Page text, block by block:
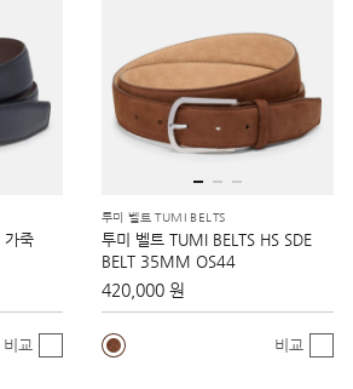
가죽
비교
투미 벨트 TUMI BELTS
투미 벨트 TUMI BELTS HS SDE
BELT 35MM OS44
420,000 원
비교